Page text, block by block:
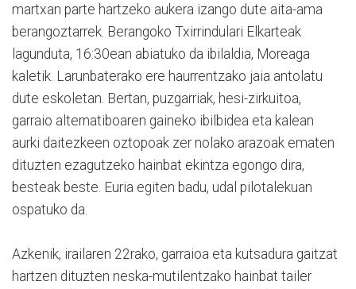
martxan parte hartzeko aukera izango dute aita-ama
berangoztarrek. Berangoko Txirrindulari Elkarteak
lagunduta, 16:30ean abiatuko da ibilaldia, Moreaga
kaletik. Larunbaterako ere haurrentzako jaia antolatu
dute eskoletan. Bertan, puzgarriak, hesi-zirkuitoa,
garraio alternatiboaren gaineko ibilbidea eta kalean
aurki daitezkeen oztopoak zer nolako arazoak ematen
dituzten ezagutzeko hainbat ekintza egongo dira,
besteak beste. Euria egiten badu, udal pilotalekuan
ospatuko da.
Azkenik, irailaren 22rako, garraioa eta kutsadura gaitzat
hartzen dituzten neska-mutilentzako hainbat tailer